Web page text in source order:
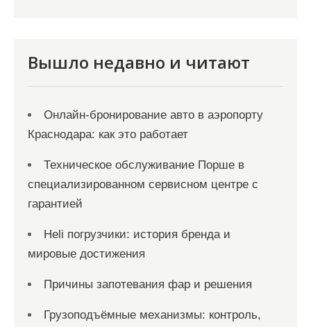
Вышло недавно и читают
Онлайн‑бронирование авто в аэропорту
Краснодара: как это работает
Техническое обслуживание Порше в
специализированном сервисном центре с
гарантией
Heli погрузчики: история бренда и
мировые достижения
Причины запотевания фар и решения
Грузоподъёмные механизмы: контроль,